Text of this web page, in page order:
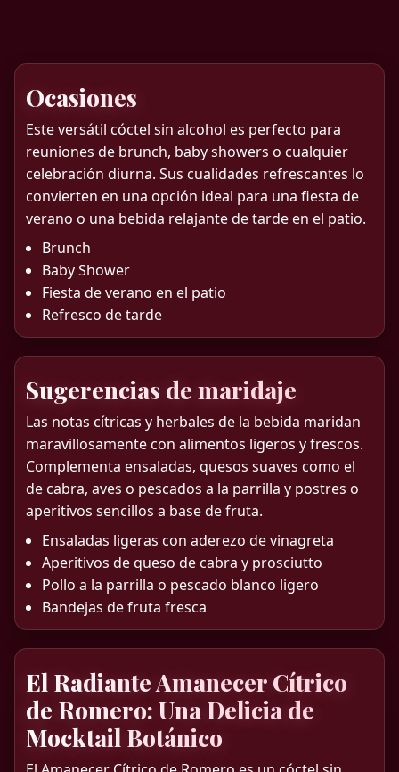
Ocasiones
Este versátil cóctel sin alcohol es perfecto para
reuniones de brunch, baby showers o cualquier
celebración diurna. Sus cualidades refrescantes lo
convierten en una opción ideal para una fiesta de
verano o una bebida relajante de tarde en el patio.
Brunch
Baby Shower
Fiesta de verano en el patio
Refresco de tarde
Sugerencias de maridaje
Las notas cítricas y herbales de la bebida maridan
maravillosamente con alimentos ligeros y frescos.
Complementa ensaladas, quesos suaves como el
de cabra, aves o pescados a la parrilla y postres o
aperitivos sencillos a base de fruta.
Ensaladas ligeras con aderezo de vinagreta
Aperitivos de queso de cabra y prosciutto
Pollo a la parrilla o pescado blanco ligero
Bandejas de fruta fresca
El Radiante Amanecer Cítrico
de Romero: Una Delicia de
Mocktail Botánico